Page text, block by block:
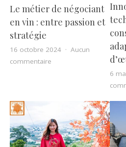
Le métier de négociant
en vin : entre passion et
stratégie
16 octobre 2024
Aucun
commentaire sur Le métier de
6